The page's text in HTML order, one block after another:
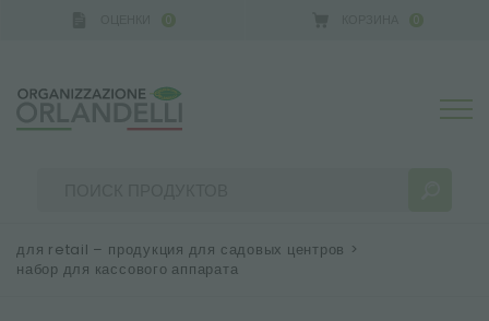
0 0
для retail – продукция для садовых центров >
набор для кассового аппарата